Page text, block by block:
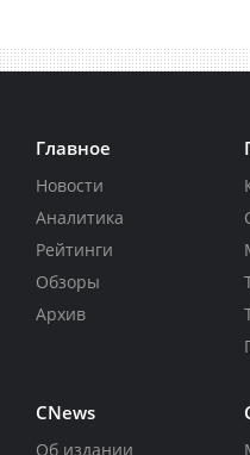
Главное
Новости
Аналитика
Рейтинги
Обзоры
Архив
CNews
Об издании